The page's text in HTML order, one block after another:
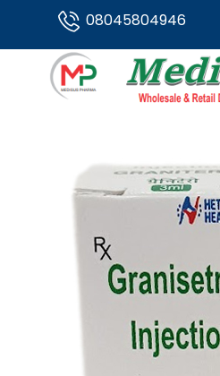
08045804946